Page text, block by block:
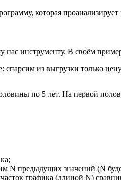
которая
инструменту. В своём
спарсим из выгрузки только
по 5 лет. На первой
N предыдущих значений (N
графика (длиной N)